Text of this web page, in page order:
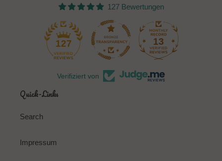
127 Bewertungen
127 13
Verifiziert von
Quick-Links
Search
Impressum